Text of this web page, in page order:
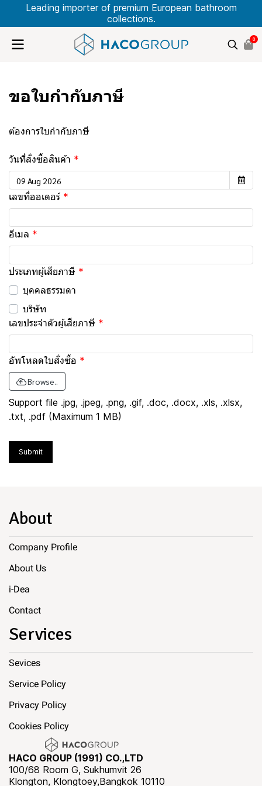
Leading importer of premium European bathroom
collections.
0
ขอใบกำกับภาษี
ต้องการใบกำกับภาษี
วันที่สั่งซื้อสินค้า
เลขที่ออเดอร์
อีเมล
ประเภทผู้เสียภาษี
บุคคลธรรมดา
บริษัท
เลขประจำตัวผู้เสียภาษี
อัพโหลดใบสั่งซื้อ
Browse..
Support file .jpg, .jpeg, .png, .gif, .doc, .docx, .xls, .xlsx,
.txt, .pdf (Maximum 1 MB)
Submit
About
Company Profile
About Us
i-Dea
Contact
Services
Sevices
Service Policy
Privacy Policy
Cookies Policy
HACO GROUP (1991) CO.,LTD
100/68 Room G, Sukhumvit 26
Klongton, Klongtoey,Bangkok 10110